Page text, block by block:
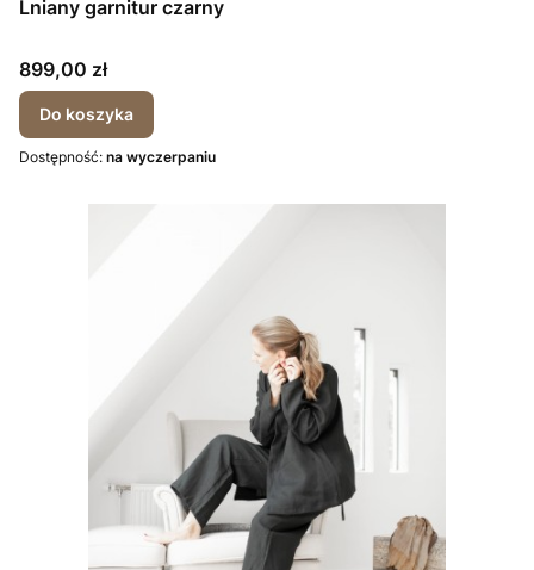
Lniany garnitur czarny
Cena
899,00 zł
Do koszyka
Dostępność: na wyczerpaniu